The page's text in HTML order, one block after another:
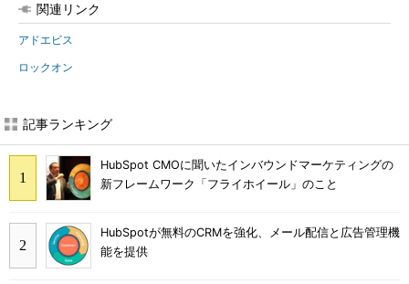
関連リンク
アドエビス
ロックオン
記事ランキング
HubSpot CMOに聞いたインバウンドマーケティングの
新フレームワーク「フライホイール」のこと
HubSpotが無料のCRMを強化、メール配信と広告管理機
能を提供